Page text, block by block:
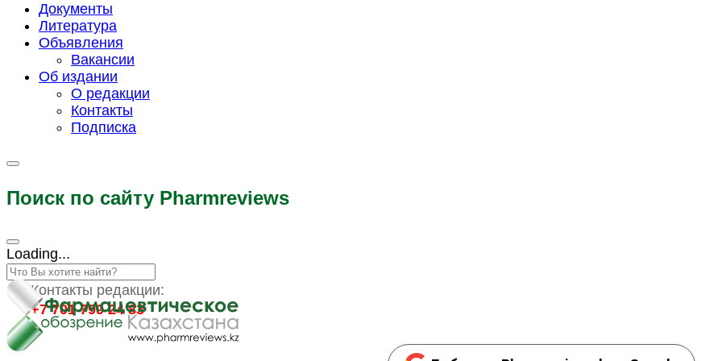
Документы
Литература
Объявления
Вакансии
Об издании
О редакции
Контакты
Подписка
Поиск по сайту Pharmreviews
Loading...
Контакты редакции:
+7 701 799 24 83